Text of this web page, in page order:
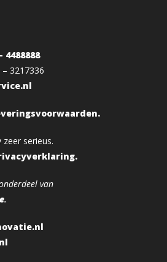
4488888
3217336
serieus.
van
.